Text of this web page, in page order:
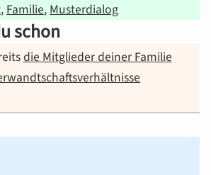
Familie Musterdialog
schon
die Mitglieder deiner Familie